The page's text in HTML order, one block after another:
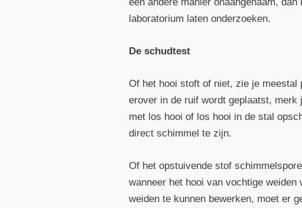
laboratorium laten onderzoeken.
De schudtest
Of het hooi stoft of niet, zie je meestal
erover in de ruif wordt geplaatst,
met los hooi of los hooi in de stal
direct schimmel te zijn.
Of het opstuivende stof
wanneer het hooi van vochtige
weiden te kunnen bewerken, moet er